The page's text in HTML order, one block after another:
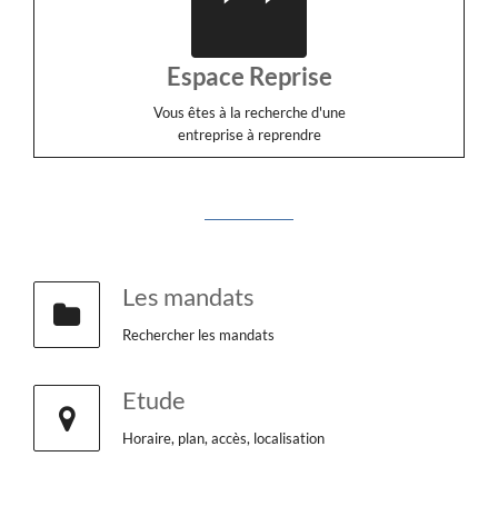
Espace Reprise
Vous êtes à la recherche d'une
entreprise à reprendre
Les mandats
Rechercher les mandats
Etude
Horaire, plan, accès, localisation